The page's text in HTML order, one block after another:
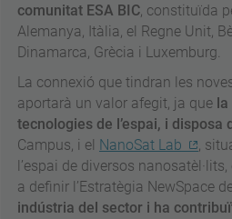
comunitat ESA BIC, constituïda
Alemanya, Itàlia, el Regne Unit,
Dinamarca, Grècia i Luxemburg.
La connexió que tindran les
aportarà un valor afegit, ja que
tecnologies de l’espai, i
Campus, i el NanoSat Lab
,
l’espai de diversos
a definir l’Estratègia NewSpace
indústria del sector i ha